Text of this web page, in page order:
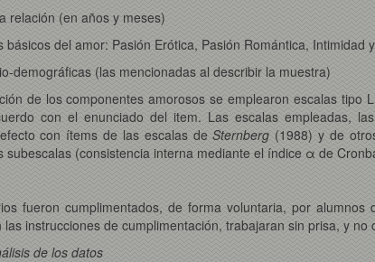
relación (en años y meses)
básicos del amor: Pasión Erótica, Pasión Romántica, Intimidad
demográficas (las mencionadas al describir la muestra)
de los componentes amorosos se emplearon escalas
con el enunciado del item. Las escalas empleadas,
con ítems de las escalas deSternberg (1988) y de
subescalas (consistencia interna mediante el índice α de
fueron cumplimentados, de forma voluntaria, por
las instrucciones de cumplimentación, trabajaran sin prisa, y
de los datos